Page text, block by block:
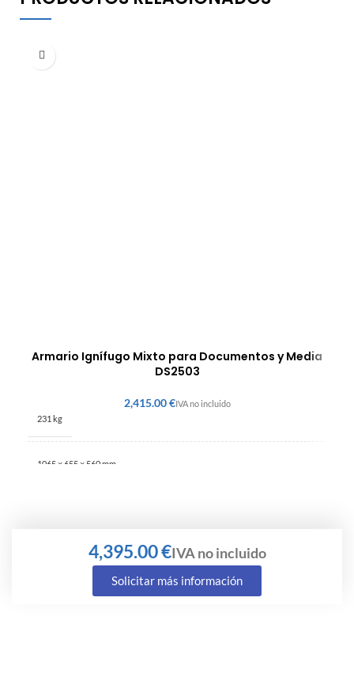
Armario Ignífugo Mixto para Documentos y Media
DS2503
€
231 kg
1065 × 655 × 560 mm
€
Solicitar más información